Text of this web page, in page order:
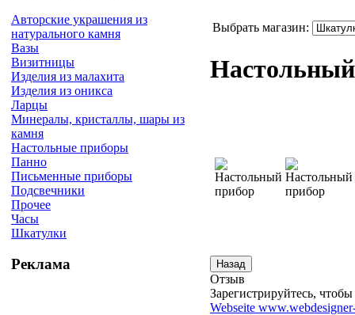
Авторские украшения из
натурального камня
Вазы
Визитницы
Изделия из малахита
Изделия из оникса
Ларцы
Минералы, кристаллы, шары из
камня
Настольные приборы
Панно
Письменные приборы
Подсвечники
Прочее
Часы
Шкатулки
Реклама
Выбрать магазин:
Отзыв
Зарегистрируйтесь, чтобы
Webseite